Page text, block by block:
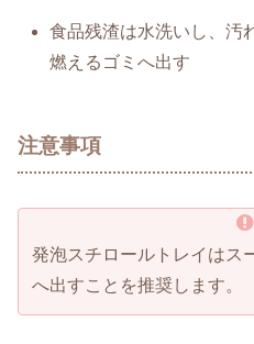
食品残渣は水洗いし、汚
燃えるゴミへ出す
注意事項
発泡スチロールトレイはス
へ出すことを推奨します。